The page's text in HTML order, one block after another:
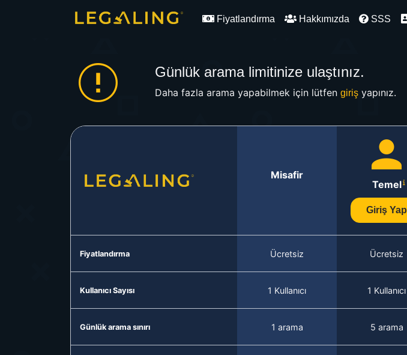
Fiyatlandırma Hakkımızda SSS
Günlük arama limitinize ulaştınız.
Daha fazla arama yapabilmek için lütfen girişyapınız.
Misafir
Temel
Giriş Yap
Fiyatlandırma Ücretsiz Ücretsiz
Kullanıcı Sayısı 1 Kullanıcı 1 Kullanıcı
Günlük arama sınırı 1 arama 5 arama